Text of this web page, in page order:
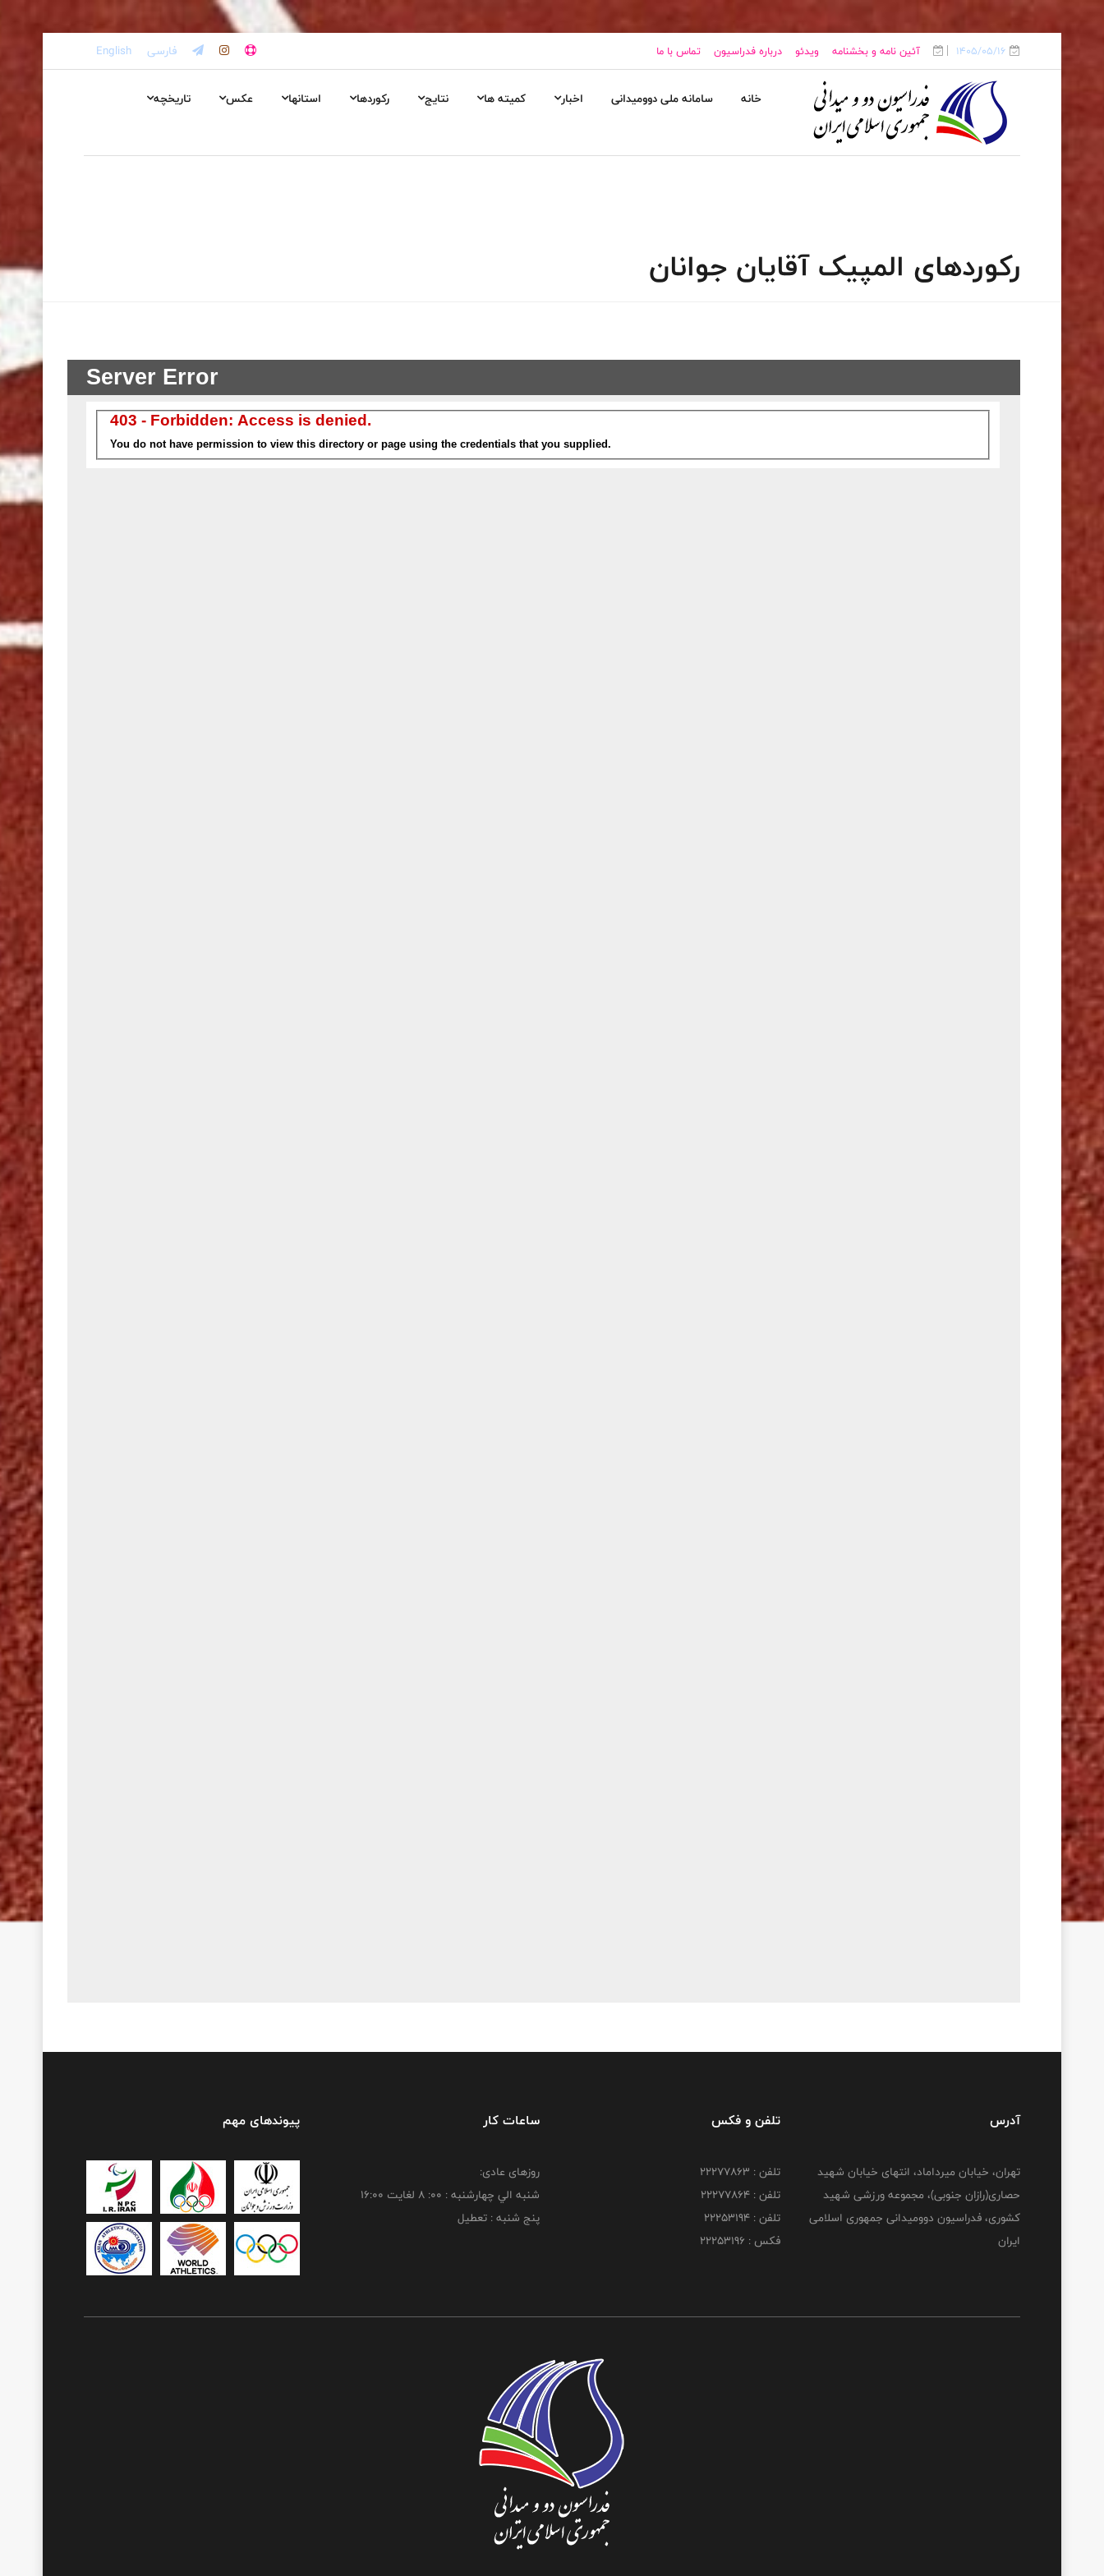
1405/05/16 آئین نامه و بخشنامه ویدئو درباره فدراسیون تماس با ما فارسی English
خانه سامانه ملی دوومیدانی اخبار کمیته ها نتایج رکوردها استانها عکس تاریخچه
رکوردهای المپیک آقایان جوانان
آدرس
تهران، خیابان میرداماد، انتهای خیابان شهید
حصاری(رازان جنوبی)، مجموعه ورزشی شهید
کشوری، فدراسیون دوومیدانی جمهوری اسلامی
ایران
تلفن و فکس
تلفن : 22277863
تلفن : 22277864
تلفن : 22253194
فکس : 22253196
ساعات کار
روزهای عادی:
شنبه الي چهارشنبه : 00: 8 لغايت 16:00
پنج شنبه : تعطیل
پیوندهای مهم